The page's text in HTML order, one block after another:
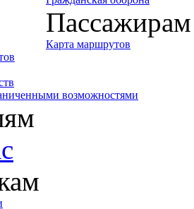
Пассажирам
Карта маршрутов
возможностями